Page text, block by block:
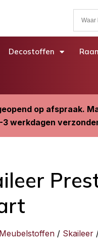
Decostoffen
op afspraak.
werkdagen
Meubelstoffen / Skaileer